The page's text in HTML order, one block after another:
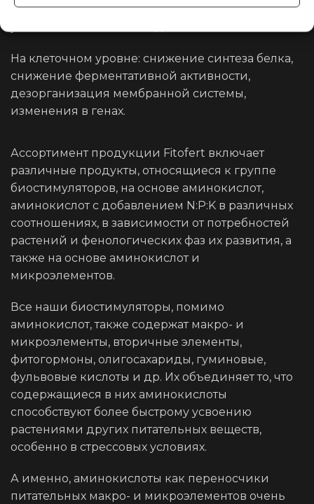
изменения дыхания, снижение усвоения азота,
На клеточном уровне: снижение синтеза белка,
снижение ферментативной активности,
дезорганизация мембранной системы,
изменения в генах.
Ассортимент продукции Fitofert включает
различные продукты, относящиеся к группе
биостимуляторов, на основе аминокислот,
аминокислот с добавлением N:P:K в различных
соотношениях, в зависимости от потребностей
растений и фенологических фаз их развития, а
также на основе аминокислот и
микроэлементов.
Все наши биостимуляторы, помимо
аминокислот, также содержат макро- и
микроэлементы, вторичные элементы,
фитогормоны, олигосахариды, гуминовые,
фульвовые кислоты и др. Их объединяет то, что
содержащиеся в них аминокислоты
способствуют более быстрому усвоению
растениями других питательных веществ,
особенно в стрессовых условиях.
А именно, аминокислоты как переносчики
питательных макро- и микроэлементов очень